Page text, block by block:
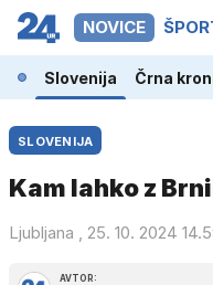
NOVICE
Slovenija Črna
SLOVENIJA
Kam lahko z
Ljubljana , 25. 10. 2024
AVTOR: